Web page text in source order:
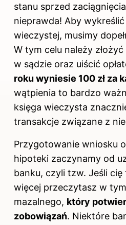
stanu sprzed
nieprawda! Aby
wieczystej, musimy
W tym celu należy
w sądzie oraz uiścić
roku wyniesie 100 zł za
wątpienia to bardzo
księga wieczysta
transakcje związane z
Przygotowanie wniosku
hipoteki zaczynamy od
banku, czyli tzw. Jeśli
więcej przeczytasz w
mazalnego, który
zobowiązań. Niektóre